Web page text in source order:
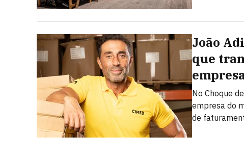
João
que
No Choque
empresa do
de